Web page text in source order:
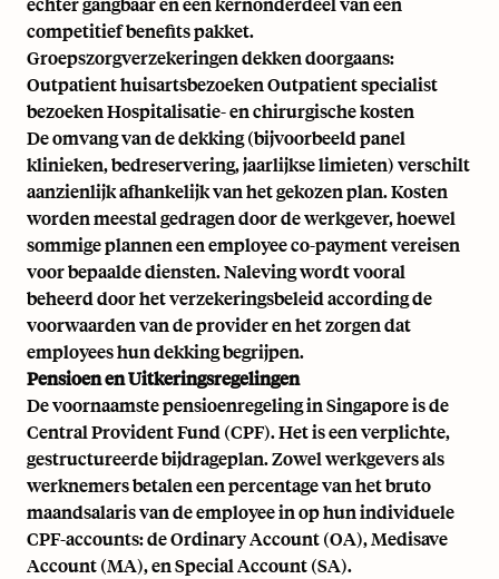
competitief benefits pakket.
Groepszorgverzekeringen dekken doorgaans:
Outpatient huisartsbezoeken Outpatient specialist
bezoeken Hospitalisatie- en chirurgische kosten
De omvang van de dekking (bijvoorbeeld panel
klinieken, bedreservering, jaarlijkse limieten) verschilt
aanzienlijk afhankelijk van het gekozen plan. Kosten
worden meestal gedragen door de werkgever, hoewel
sommige plannen een employee co-payment vereisen
voor bepaalde diensten. Naleving wordt vooral
beheerd door het verzekeringsbeleid according de
voorwaarden van de provider en het zorgen dat
employees hun dekking begrijpen.
Pensioen en Uitkeringsregelingen
De voornaamste pensioenregeling in Singapore is de
Central Provident Fund (CPF). Het is een verplichte,
gestructureerde bijdrageplan. Zowel werkgevers als
werknemers betalen een percentage van het bruto
maandsalaris van de employee in op hun individuele
CPF-accounts: de Ordinary Account (OA), Medisave
Account (MA), en Special Account (SA).